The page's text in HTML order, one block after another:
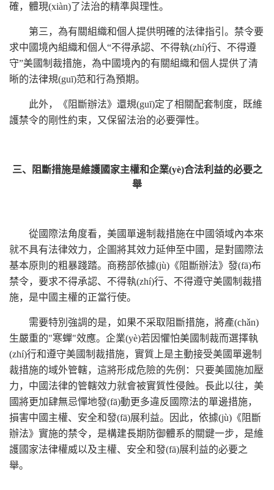
確，體現(xiàn)了法治的精準與理性。
第三，為有關組織和個人提供明確的法律指引。禁令要
求中國境內組織和個人“不得承認、不得執(zhí)行、不得遵
守”美國制裁措施，為中國境內的有關組織和個人提供了清
晰的法律規(guī)范和行為預期。
此外，《阻斷辦法》還規(guī)定了相關配套制度，既維
護禁令的剛性約束，又保留法治的必要彈性。
三、阻斷措施是維護國家主權和企業(yè)合法利益的必要之
舉
從國際法角度看，美國單邊制裁措施在中國領域內本來
就不具有法律效力，企圖將其效力延伸至中國，是對國際法
基本原則的粗暴踐踏。商務部依據(jù)《阻斷辦法》發(fā)布
禁令，要求不得承認、不得執(zhí)行、不得遵守美國制裁措
施，是中國主權的正當行使。
需要特別強調的是，如果不采取阻斷措施，將產(chǎn)
生嚴重的"寒蟬"效應。企業(yè)若因懼怕美國制裁而選擇執
(zhí)行和遵守美國制裁措施，實質上是主動接受美國單邊制
裁措施的域外管轄，這將形成危險的先例：只要美國施加壓
力，中國法律的管轄效力就會被實質性侵蝕。長此以往，美
國將更加肆無忌憚地發(fā)動更多違反國際法的單邊措施，
損害中國主權、安全和發(fā)展利益。因此，依據(jù)《阻斷
辦法》實施的禁令，是構建長期防御體系的關鍵一步，是維
護國家法律權威以及主權、安全和發(fā)展利益的必要之
舉。